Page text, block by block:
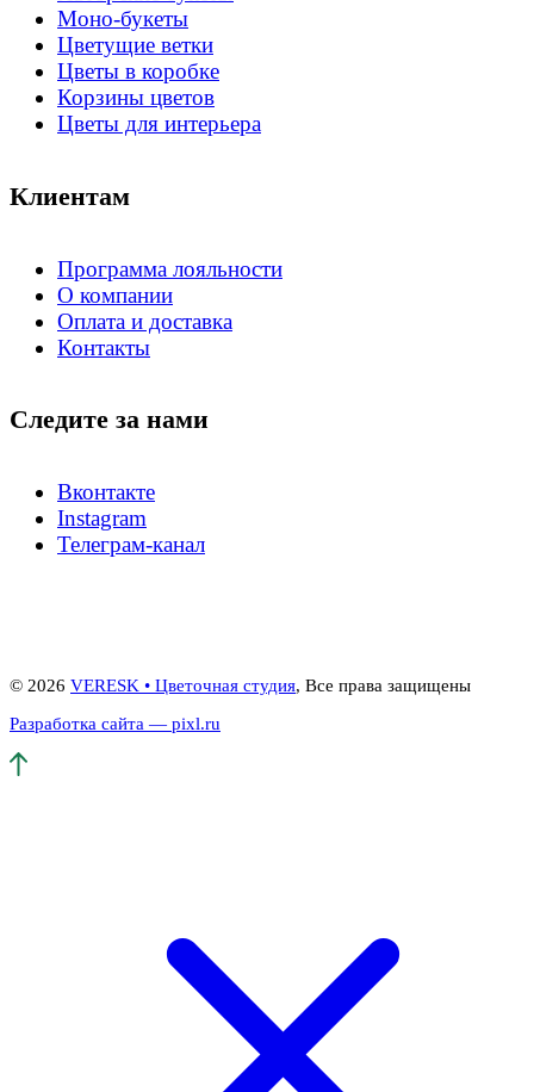
Моно-букеты
Цветущие ветки
Цветы в коробке
Корзины цветов
Цветы для интерьера
Клиентам
Программа лояльности
О компании
Оплата и доставка
Контакты
Следите за нами
Вконтакте
Instagram
Телеграм-канал
© 2026 VERESK • Цветочная студия, Все права защищены
Разработка сайта — pixl.ru